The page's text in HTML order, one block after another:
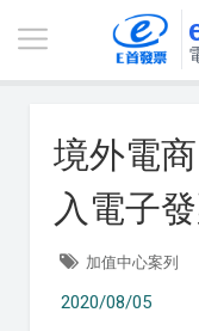
境外電
入電子
加值中心案列
2020/08/05